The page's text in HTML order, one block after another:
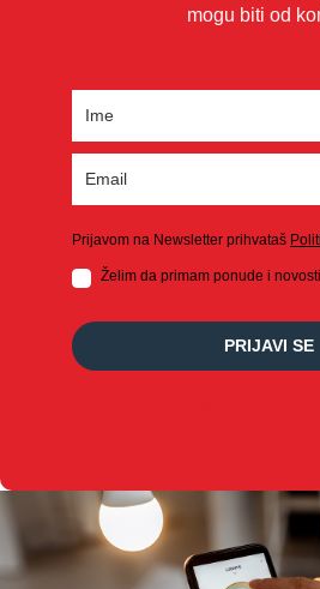
mogu biti od
Prijavom na Newsletter prihvataš
Želim da primam ponude i novosti.
PRIJAVI SE